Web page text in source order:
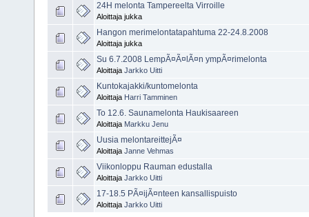
24H melonta Tampereelta Virroille
Aloittaja jukka
Hangon merimelontatapahtuma 22-24.8.2008
Aloittaja jukka
Su 6.7.2008 LempÃ¤Ã¤lÃ¤n ympÃ¤rimelonta
Aloittaja Jarkko Uitti
Kuntokajakki/kuntomelonta
Aloittaja Harri Tamminen
To 12.6. Saunamelonta Haukisaareen
Aloittaja Markku Jenu
Uusia melontareittejÃ¤
Aloittaja Janne Vehmas
Viikonloppu Rauman edustalla
Aloittaja Jarkko Uitti
17-18.5 PÃ¤ijÃ¤nteen kansallispuisto
Aloittaja Jarkko Uitti